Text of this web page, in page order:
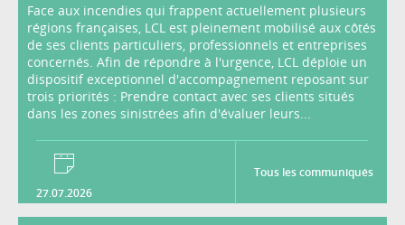
Face aux incendies qui frappent actuellement plusieurs
régions françaises, LCL est pleinement mobilisé aux côtés
de ses clients particuliers, professionnels et entreprises
concernés. Afin de répondre à l'urgence, LCL déploie un
dispositif exceptionnel d'accompagnement reposant sur
trois priorités : Prendre contact avec ses clients situés
dans les zones sinistrées afin d'évaluer leurs...
27.07.2026
Tous les communiqués